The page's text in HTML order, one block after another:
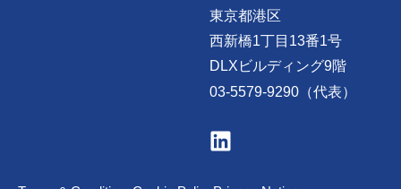
東京都港区
西新橋1丁目13番1号
DLXビルディング9階
03-5579-9290（代表）
V
i